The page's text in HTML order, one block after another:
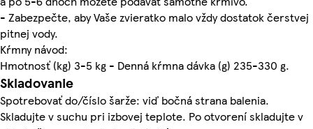
- Zabezpečte, aby Vaše zvieratko malo vždy dostatok čerstvej
pitnej vody.
Kŕmny návod:
Hmotnosť (kg) 3-5 kg - Denná kŕmna dávka (g) 235-330 g.
Skladovanie
Spotrebovať do/číslo šarže: viď bočná strana balenia.
Skladujte v suchu pri izbovej teplote. Po otvorení skladujte v